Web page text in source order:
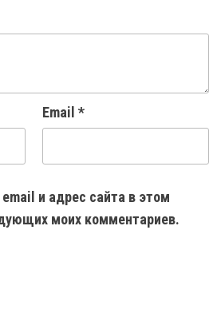
Email *
и адрес сайта в этом
моих комментариев.